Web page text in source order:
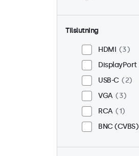
Tilslutning
HDMI
3
DisplayPort
USB-C
2
VGA
3
RCA
1
BNC (CVBS)